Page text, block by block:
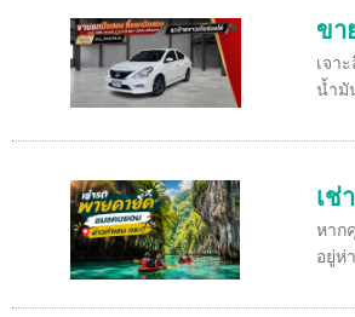
ขา
เจา
น้ำมั
เช่
หาก
อยู่ห่